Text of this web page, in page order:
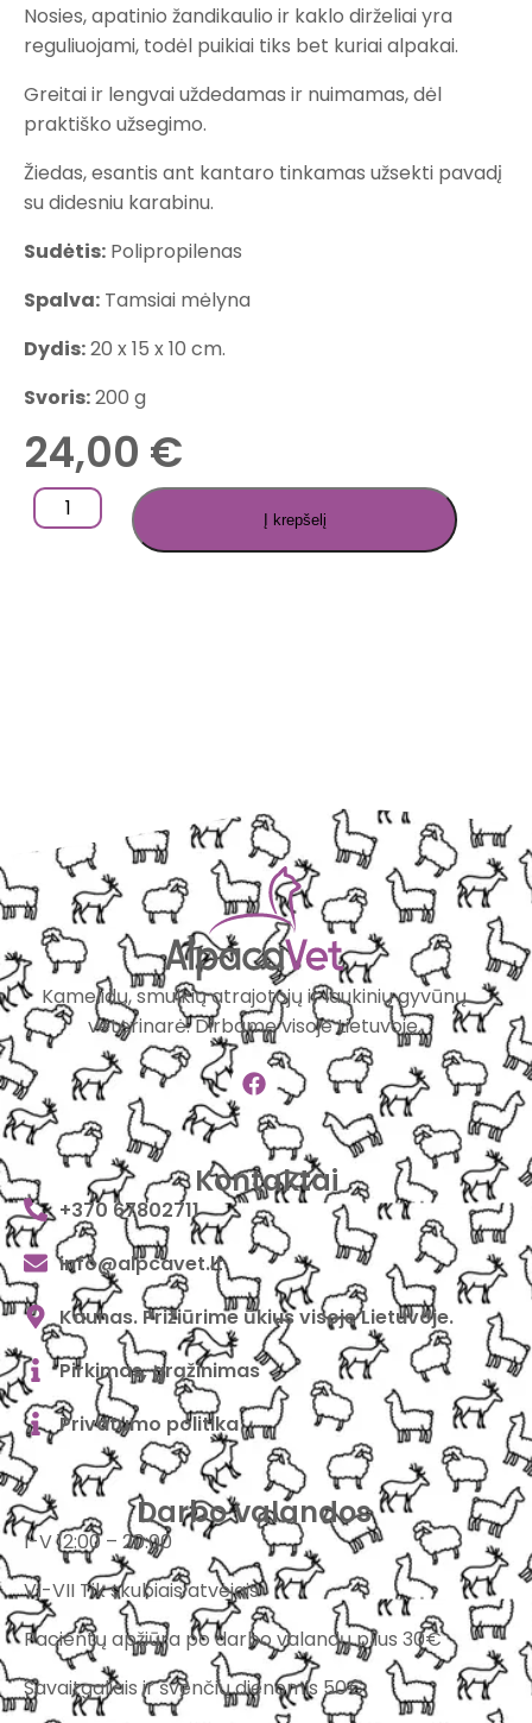
Nosies, apatinio žandikaulio ir kaklo dirželiai yra
reguliuojami, todėl puikiai tiks bet kuriai alpakai.
Greitai ir lengvai uždedamas ir nuimamas, dėl
praktiško užsegimo.
Žiedas, esantis ant kantaro tinkamas užsekti pavadį
su didesniu karabinu.
Sudėtis: Polipropilenas
Spalva: Tamsiai mėlyna
Dydis:20 x 15 x 10 cm.
Svoris:200 g
24,00 €
Į krepšelį
Kamelidų, smulkių atrajotojų ir laukinių gyvūnų
veterinarė. Dirbame visoje Lietuvoje.
Kontaktai
+370 67802711
info@alpcavet.lt
Kaunas. Prižiūrime ūkius visoje Lietuvoje.
Pirkimas, grąžinimas
Privatumo politika
Darbo valandos
I-V 12:00 – 20:00
VI-VII Tik skubiais atvejais
Pacientų apžiūra po darbo valandų plius 30€
Savaitgaliais ir švenčių dienomis 50€